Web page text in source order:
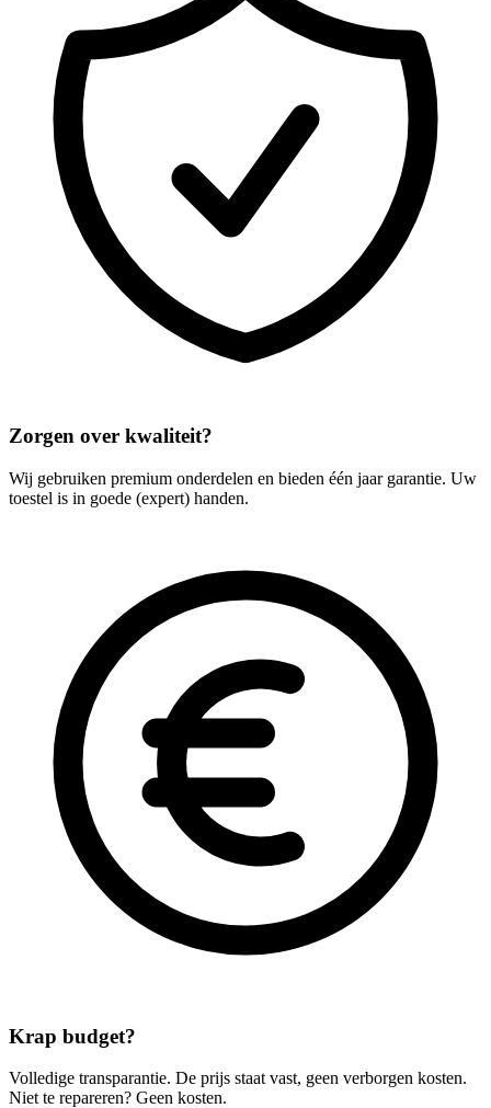
Zorgen over kwaliteit?
Wij gebruiken premium onderdelen en bieden één jaar garantie. Uw
toestel is in goede (expert) handen.
Krap budget?
Volledige transparantie. De prijs staat vast, geen verborgen kosten.
Niet te repareren? Geen kosten.